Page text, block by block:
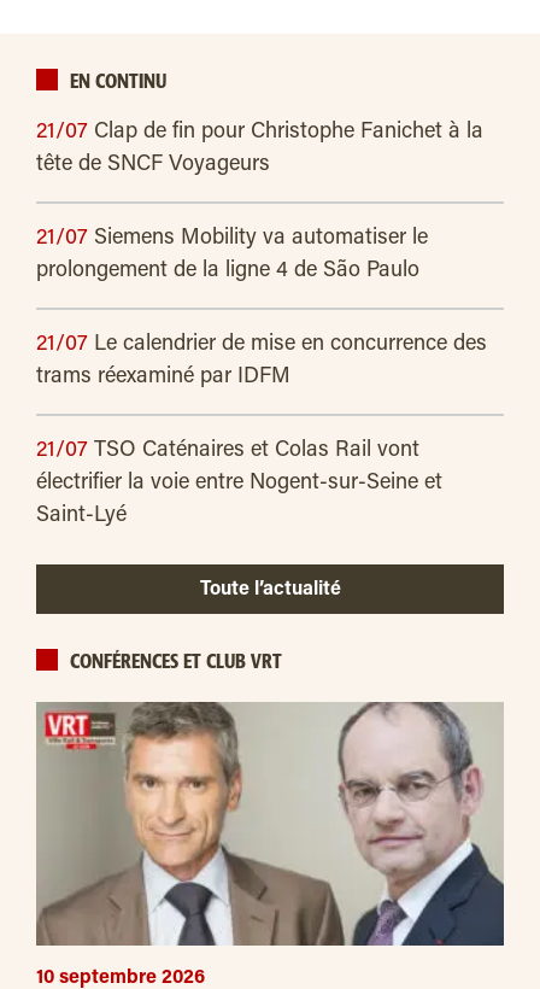
EN CONTINU
21/07 Clap de fin pour Christophe Fanichet à la
tête de SNCF Voyageurs
21/07 Siemens Mobility va automatiser le
prolongement de la ligne 4 de São Paulo
21/07 Le calendrier de mise en concurrence des
trams réexaminé par IDFM
21/07 TSO Caténaires et Colas Rail vont
électrifier la voie entre Nogent-sur-Seine et
Saint-Lyé
Toute l’actualité
CONFÉRENCES ET CLUB VRT
10 septembre 2026